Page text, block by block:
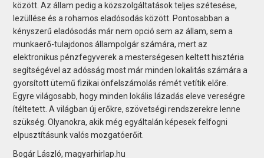
között. Az állam pedig a közszolgáltatások teljes szétesése,
lezüllése és a rohamos eladósodás között. Pontosabban a
kényszerű eladósodás már nem opció sem az állam, sem a
munkaerő-tulajdonos állampolgár számára, mert az
elektronikus pénzfegyverek a mesterségesen keltett hisztéria
segítségével az adósság most már minden lokalitás számára a
gyorsított ütemű fizikai önfelszámolás rémét vetítik előre.
Egyre világosabb, hogy minden lokális lázadás eleve vereségre
ítéltetett. A világban új erőkre, szövetségi rendszerekre lenne
szükség. Olyanokra, akik még egyáltalán képesek felfogni
elpusztításunk valós mozgatóerőit.
Bogár László, magyarhirlap.hu